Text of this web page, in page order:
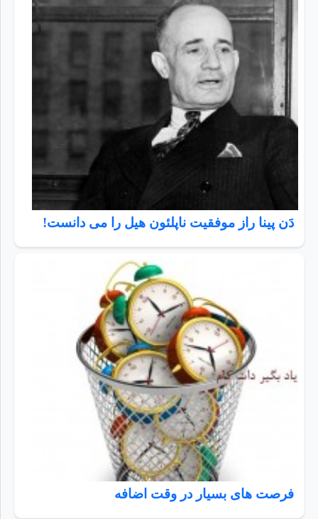
دَن پینا راز موفقیت ناپلئون هیل را می دانست!
فرصت های بسیار در وقت اضافه